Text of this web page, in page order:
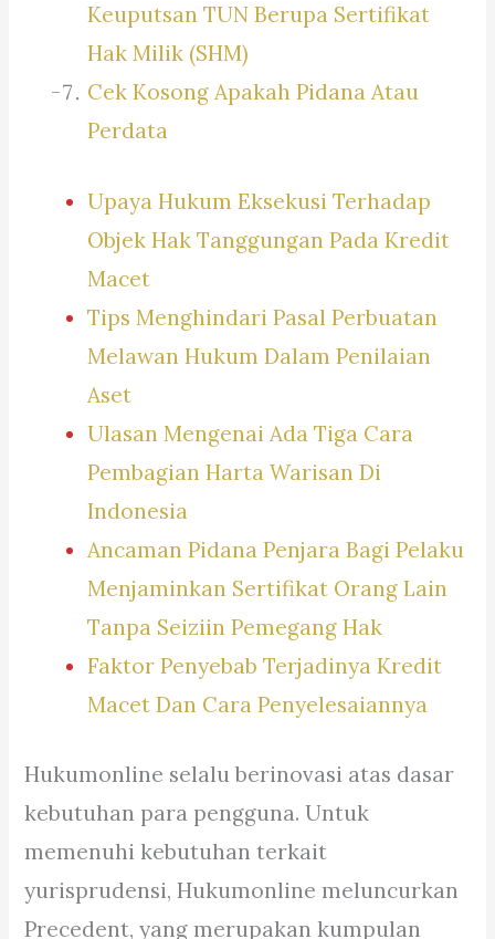
Keuputsan TUN Berupa Sertifikat
Hak Milik (SHM)
Cek Kosong Apakah Pidana Atau
Perdata
Upaya Hukum Eksekusi Terhadap
Objek Hak Tanggungan Pada Kredit
Macet
Tips Menghindari Pasal Perbuatan
Melawan Hukum Dalam Penilaian
Aset
Ulasan Mengenai Ada Tiga Cara
Pembagian Harta Warisan Di
Indonesia
Ancaman Pidana Penjara Bagi Pelaku
Menjaminkan Sertifikat Orang Lain
Tanpa Seiziin Pemegang Hak
Faktor Penyebab Terjadinya Kredit
Macet Dan Cara Penyelesaiannya
Hukumonline selalu berinovasi atas dasar
kebutuhan para pengguna. Untuk
memenuhi kebutuhan terkait
yurisprudensi, Hukumonline meluncurkan
Precedent, yang merupakan kumpulan